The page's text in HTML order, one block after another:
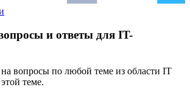
и ответы для IT-
вопросы по любой теме из области IT
теме.